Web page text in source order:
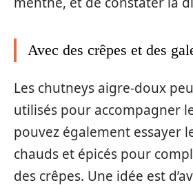
Avec des crêpes et des
Les chutneys aigre-doux
utilisés pour accompagner
pouvez également essayer
chauds et épicés pour
des crêpes. Une idée est